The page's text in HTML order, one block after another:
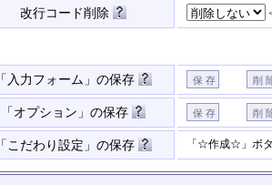
改行コード削除
「入力フォーム」の保存
「オプション」の保存
「こだわり設定」の保存 「☆作成☆」ボ